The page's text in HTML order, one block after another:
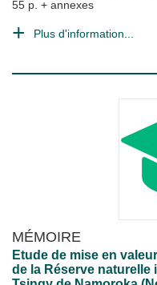
55 p. + annexes
Plus d'information...
MÉMOIRE
Etude de mise en
de la Réserve naturelle